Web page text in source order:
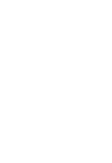
hombre